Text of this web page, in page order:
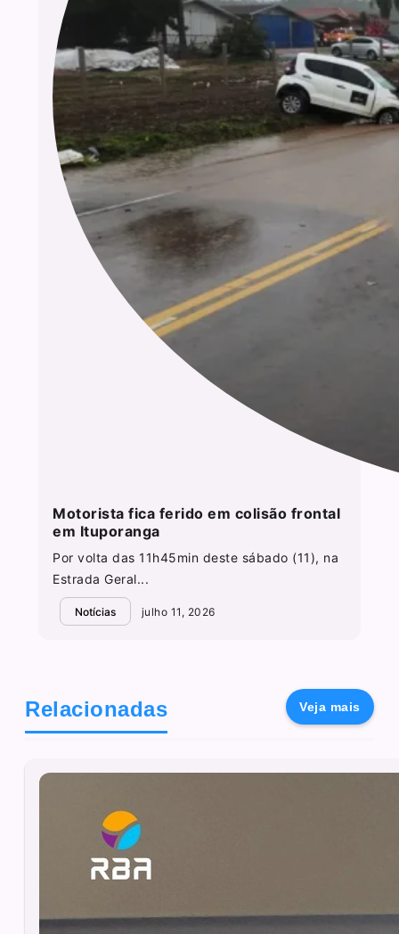
Motorista fica ferido em colisão frontal
em Ituporanga
Por volta das 11h45min deste sábado (11), na
Estrada Geral...
Notícias julho 11, 2026
Relacionadas Veja mais